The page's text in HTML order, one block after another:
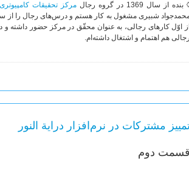
بنده از سال 1369 در گروه رجال مرکز تحقیقات
شبیری مشغول به کار هستم و درس‌های رجال را از سال 1364 با ایشان آغاز کردم که منتهی به تشکیل گروه
از اوّل کارهای رجالی، به عنوان محقّق در مرکز حضور داشته‌
رجالی هم اهتمام و اشتغال داشته‌ام.
مشترکات در نرم‌افزار درایة النور
قسمت دوم